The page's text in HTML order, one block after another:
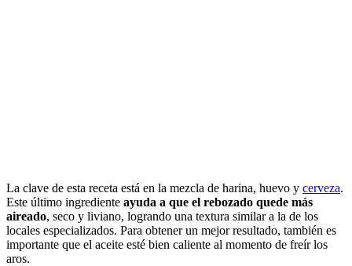
La clave de esta receta está en la mezcla de harina, huevo y cerveza.
Este último ingrediente ayuda a que el rebozado quede más
aireado, seco y liviano, logrando una textura similar a la de los
locales especializados. Para obtener un mejor resultado, también es
importante que el aceite esté bien caliente al momento de freír los
aros.